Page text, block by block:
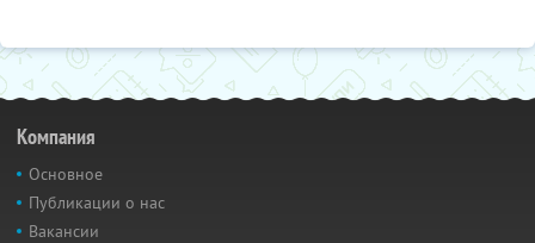
Компания
Основное
Публикации о нас
Вакансии